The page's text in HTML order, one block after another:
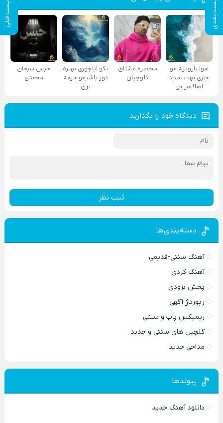
پست بعدی پست قبلی
هوا بارونیه مو
چتری بهت نمیاد
اصلا هر چی
محاصره مشتاق
دلوجیان
نگو اینجوری بهتره
دور باشیمو حیفه
نزن
حبس سبحان
محمدی
دیدگاه خود را بگذارید
ثبت نظر
دسته‌بندی‌ها
آهنگ سنتی-قدیمی
آهنگ کردی
پخش بزودی
رپورتاژ آگهی
ریمیکس پاپ و سنتی
گلچین های سنتی و جدید
مداحی جدید
پیوندها
دانلود آهنگ جدید